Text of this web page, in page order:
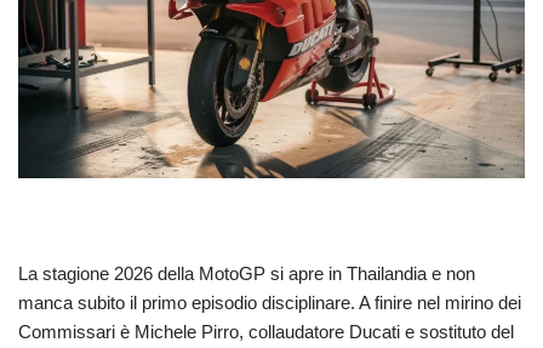
La stagione 2026 della MotoGP si apre in Thailandia e non
manca subito il primo episodio disciplinare. A finire nel mirino dei
Commissari è Michele Pirro, collaudatore Ducati e sostituto del